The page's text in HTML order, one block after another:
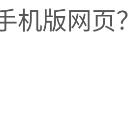
机版网页？